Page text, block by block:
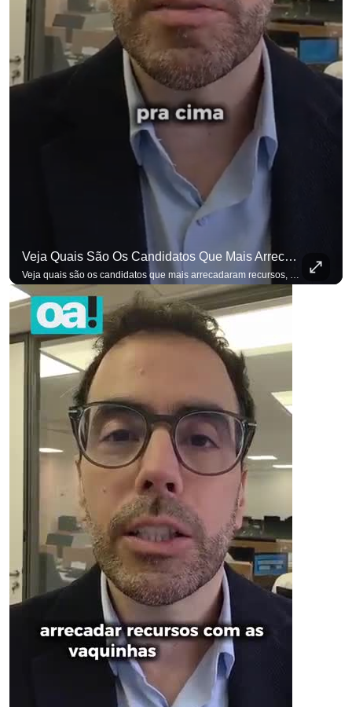
Veja Quais São Os Candidatos Que Mais Arrecadaram Recursos, Até Agora, Por Meio De Vaquinhas Eleito
Veja quais são os candidatos que mais arrecadaram recursos, até agora, por meio de vaquinhas eleitorais. #OAntagonista Se você busca informação com credibilidade, inscreva-se agora e ative o